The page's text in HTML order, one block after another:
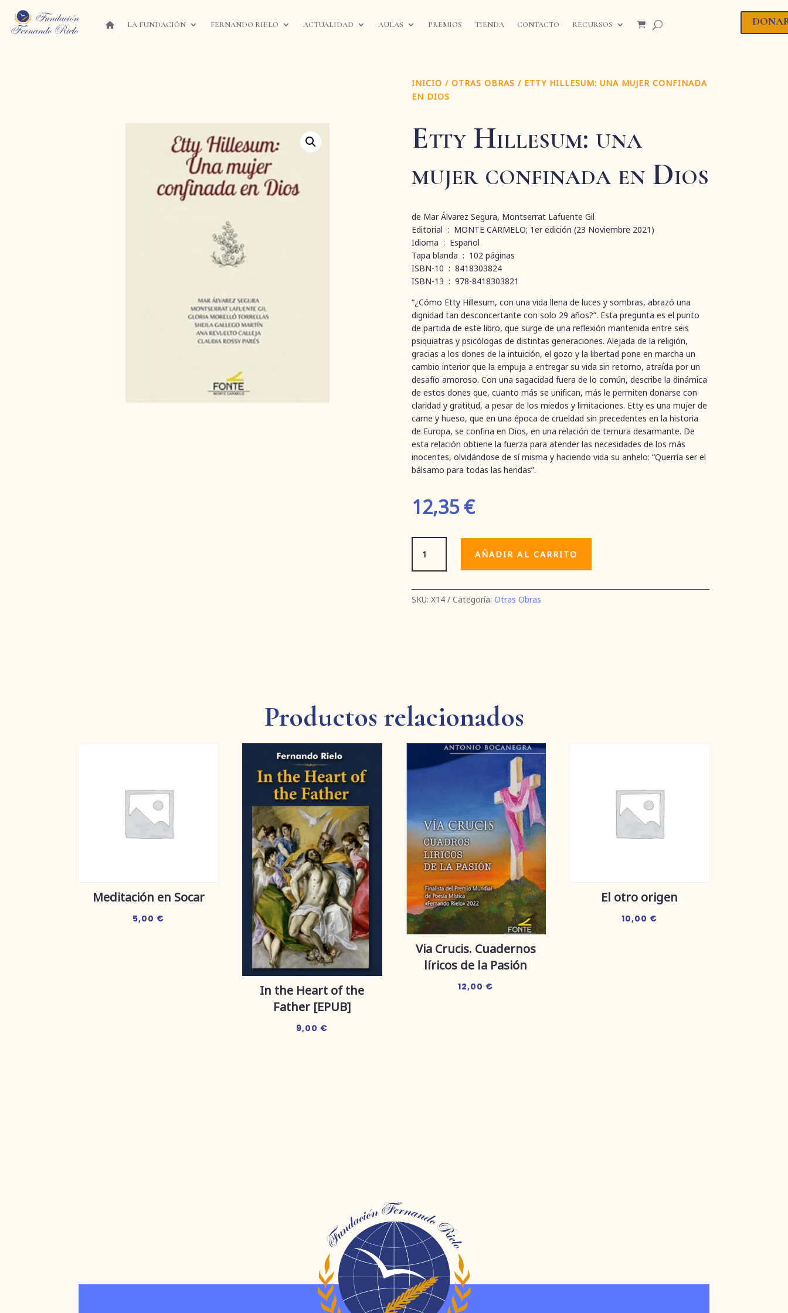
LA FUNDACIÓN FERNANDO RIELO ACTUALIDAD AULAS PREMIOS TIENDA CONTACTO RECURSOS
INICIO / OTRAS OBRAS / ETTY HILLESUM: UNA MUJER CONFINADA
EN DIOS
Etty Hillesum: una
mujer confinada en Dios
de Mar Álvarez Segura, Montserrat Lafuente Gil
Editorial ‏ : ‎ MONTE CARMELO; 1er edición (23 Noviembre 2021)
Idioma ‏ : ‎ Español
Tapa blanda ‏ : ‎ 102 páginas
ISBN-10 ‏ : ‎ 8418303824
ISBN-13 ‏ : ‎ 978-8418303821
“¿Cómo Etty Hillesum, con una vida llena de luces y sombras, abrazó una
dignidad tan desconcertante con solo 29 años?”. Esta pregunta es el punto
de partida de este libro, que surge de una reflexión mantenida entre seis
psiquiatras y psicólogas de distintas generaciones. Alejada de la religión,
gracias a los dones de la intuición, el gozo y la libertad pone en marcha un
cambio interior que la empuja a entregar su vida sin retorno, atraída por un
desafío amoroso. Con una sagacidad fuera de lo común, describe la dinámica
de estos dones que, cuanto más se unifican, más le permiten donarse con
claridad y gratitud, a pesar de los miedos y limitaciones. Etty es una mujer de
carne y hueso, que en una época de crueldad sin precedentes en la historia
de Europa, se confina en Dios, en una relación de ternura desarmante. De
esta relación obtiene la fuerza para atender las necesidades de los más
inocentes, olvidándose de sí misma y haciendo vida su anhelo: “Querría ser el
bálsamo para todas las heridas”.
12,35€
Etty
Hillesum:
una
confinada
AÑADIR AL CARRITO
SKU: X14 Categoría: Otras Obras
Productos relacionados
Meditación en Socar
5,00 €
In the Heart of the
Father [EPUB]
9,00 €
Via Crucis. Cuadernos
líricos de la Pasión
12,00 €
El otro origen
10,00 €